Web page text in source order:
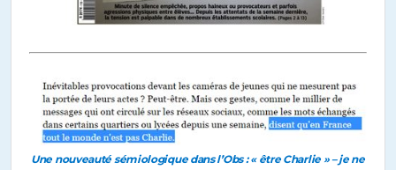
Une nouveauté sémiologique dansl’Obs: « être Charlie » – je ne